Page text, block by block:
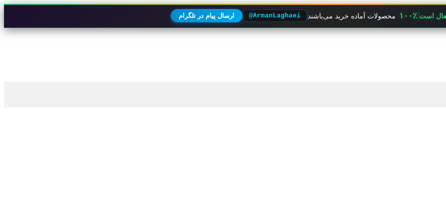
است ۱۰۰٪ محصولات آماده خرید می‌باشند @ArmanLaghaei ارسال پیام در تلگرام